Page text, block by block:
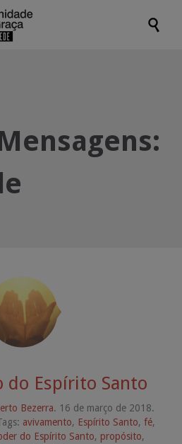

do Espírito Santo
Bezerra. 16 de março de 2018.
avivamento, Espírito Santo, fé,
do Espírito Santo, propósito,